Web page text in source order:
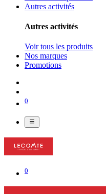
Autres activités
Autres activités
Voir tous les produits
Nos marques
Promotions
0
0